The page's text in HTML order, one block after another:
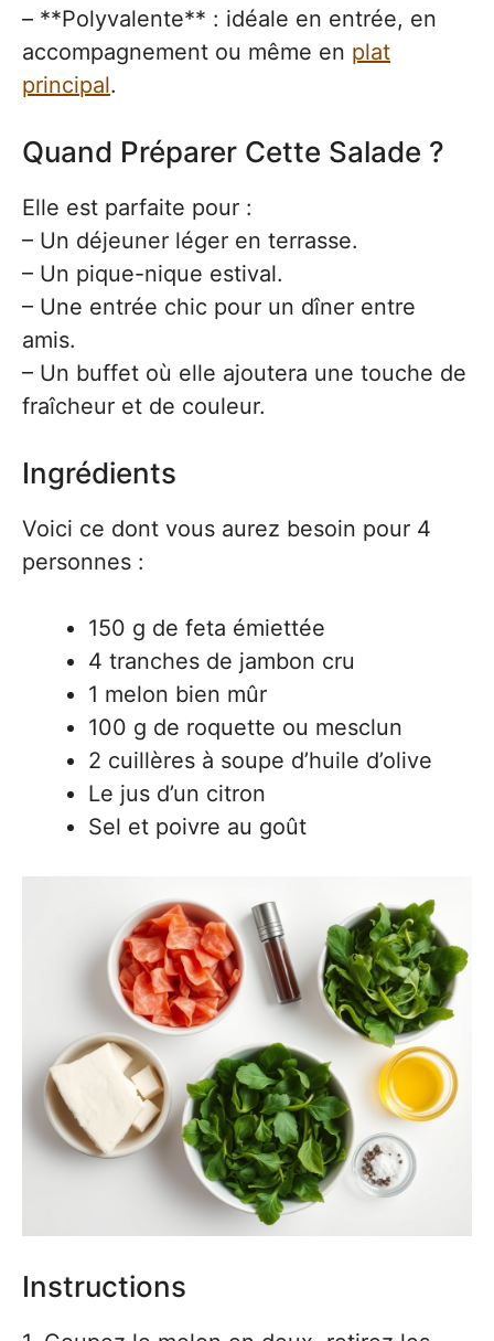
– **Polyvalente** : idéale en entrée, en
accompagnement ou même en plat
principal.
Quand Préparer Cette Salade ?
Elle est parfaite pour :
– Un déjeuner léger en terrasse.
– Un pique-nique estival.
– Une entrée chic pour un dîner entre
amis.
– Un buffet où elle ajoutera une touche de
fraîcheur et de couleur.
Ingrédients
Voici ce dont vous aurez besoin pour 4
personnes :
150 g de feta émiettée
4 tranches de jambon cru
1 melon bien mûr
100 g de roquette ou mesclun
2 cuillères à soupe d’huile d’olive
Le jus d’un citron
Sel et poivre au goût
Instructions